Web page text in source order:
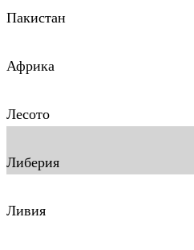
Пакистан
Африка
Лесото
Либерия
Ливия